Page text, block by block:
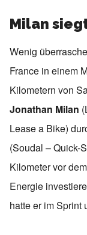
Milan
Wenig
France in einem
Kilometern von
Jonathan Milan
Lease a Bike)
(Soudal – Quick-
Kilometer vor
Energie
hatte er im Sprint